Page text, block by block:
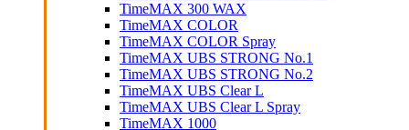
TimeMAX 300 WAX
TimeMAX COLOR
TimeMAX COLOR Spray
TimeMAX UBS STRONG No.1
TimeMAX UBS STRONG No.2
TimeMAX UBS Clear L
TimeMAX UBS Clear L Spray
TimeMAX 1000